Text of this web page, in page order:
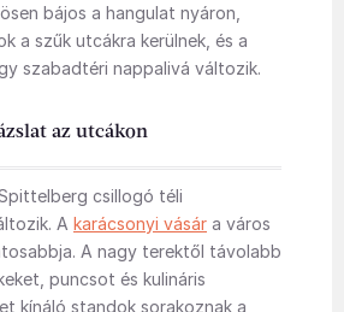
bájos a hangulat nyáron,
a szűk utcákra kerülnek, és a
szabadtéri nappalivá változik.
az utcákon
csillogó téli
A karácsonyi vásár a város
A nagy terektől távolabb
puncsot és kulináris
kínáló standok sorakoznak a